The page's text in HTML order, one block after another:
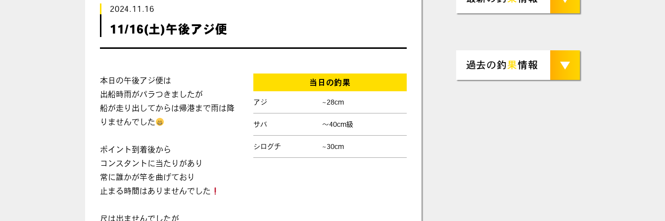
2024.11.16
11/16(土)午後アジ便
本日の午後アジ便は
出船時雨がパラつきましたが
船が走り出してからは帰港まで雨は降
りませんでした
ポイント到着後から
コンスタントに当たりがあり
常に誰かが竿を曲げており
止まる時間はありませんでした
尺は出ませんでしたが
当日の釣果
アジ ~28cm
サバ ～40cm級
シログチ ~30cm